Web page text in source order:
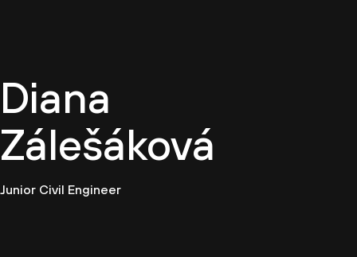
Diana
Zálešáková
Junior Civil Engineer